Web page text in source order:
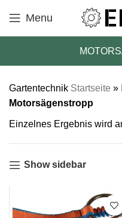
Menu
Gartentechnik Startseite »
Motorsägenstropp
Einzelnes Ergebnis wird
Show sidebar